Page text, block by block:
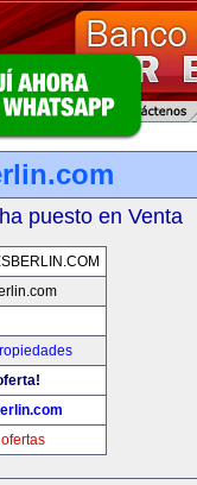
puesto en Venta